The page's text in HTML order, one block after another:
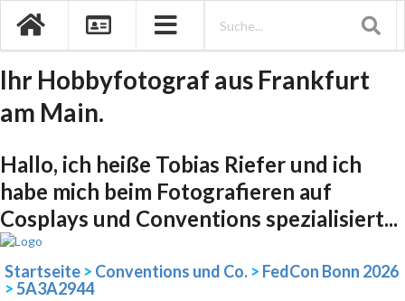
Ihr Hobbyfotograf aus Frankfurt
am Main.
Hallo, ich heiße Tobias Riefer und ich
habe mich beim Fotografieren auf
Cosplays und Conventions spezialisiert...
Startseite > Conventions und Co. > FedCon Bonn 2026
>5A3A2944